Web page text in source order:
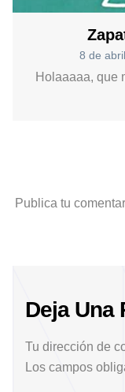
8 de
Holaaaaa, que
Publica tu
Deja Una
Tu dirección de
Los campos